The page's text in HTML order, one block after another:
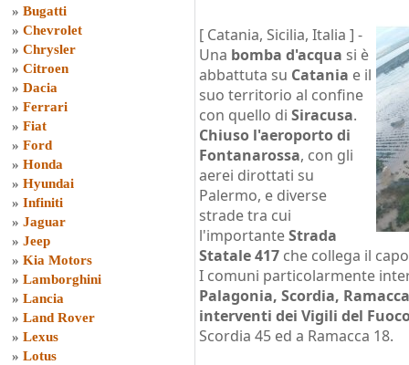
» Bugatti
» Chevrolet
» Chrysler
» Citroen
» Dacia
» Ferrari
» Fiat
» Ford
» Honda
» Hyundai
» Infiniti
» Jaguar
» Jeep
» Kia Motors
» Lamborghini
» Lancia
» Land Rover
» Lexus
» Lotus
[ Catania, Sicilia, Italia ] -
Una bomba d'acqua si è
abbattuta su Catania e il
suo territorio al confine
con quello di Siracusa.
Chiuso l'aeroporto di
Fontanarossa, con gli
aerei dirottati su
Palermo, e diverse
strade tra cui
l'importanteStrada
Statale 417 che collega il
I comuni particolarmente
Palagonia, Scordia,
interventi dei Vigili del
Scordia 45 ed a Ramacca 18.